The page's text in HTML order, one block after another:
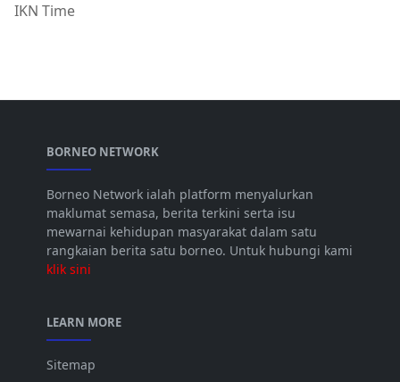
IKN Time
BORNEO NETWORK
Borneo Network ialah platform menyalurkan
maklumat semasa, berita terkini serta isu
mewarnai kehidupan masyarakat dalam satu
rangkaian berita satu borneo. Untuk hubungi kami
klik sini
LEARN MORE
Sitemap